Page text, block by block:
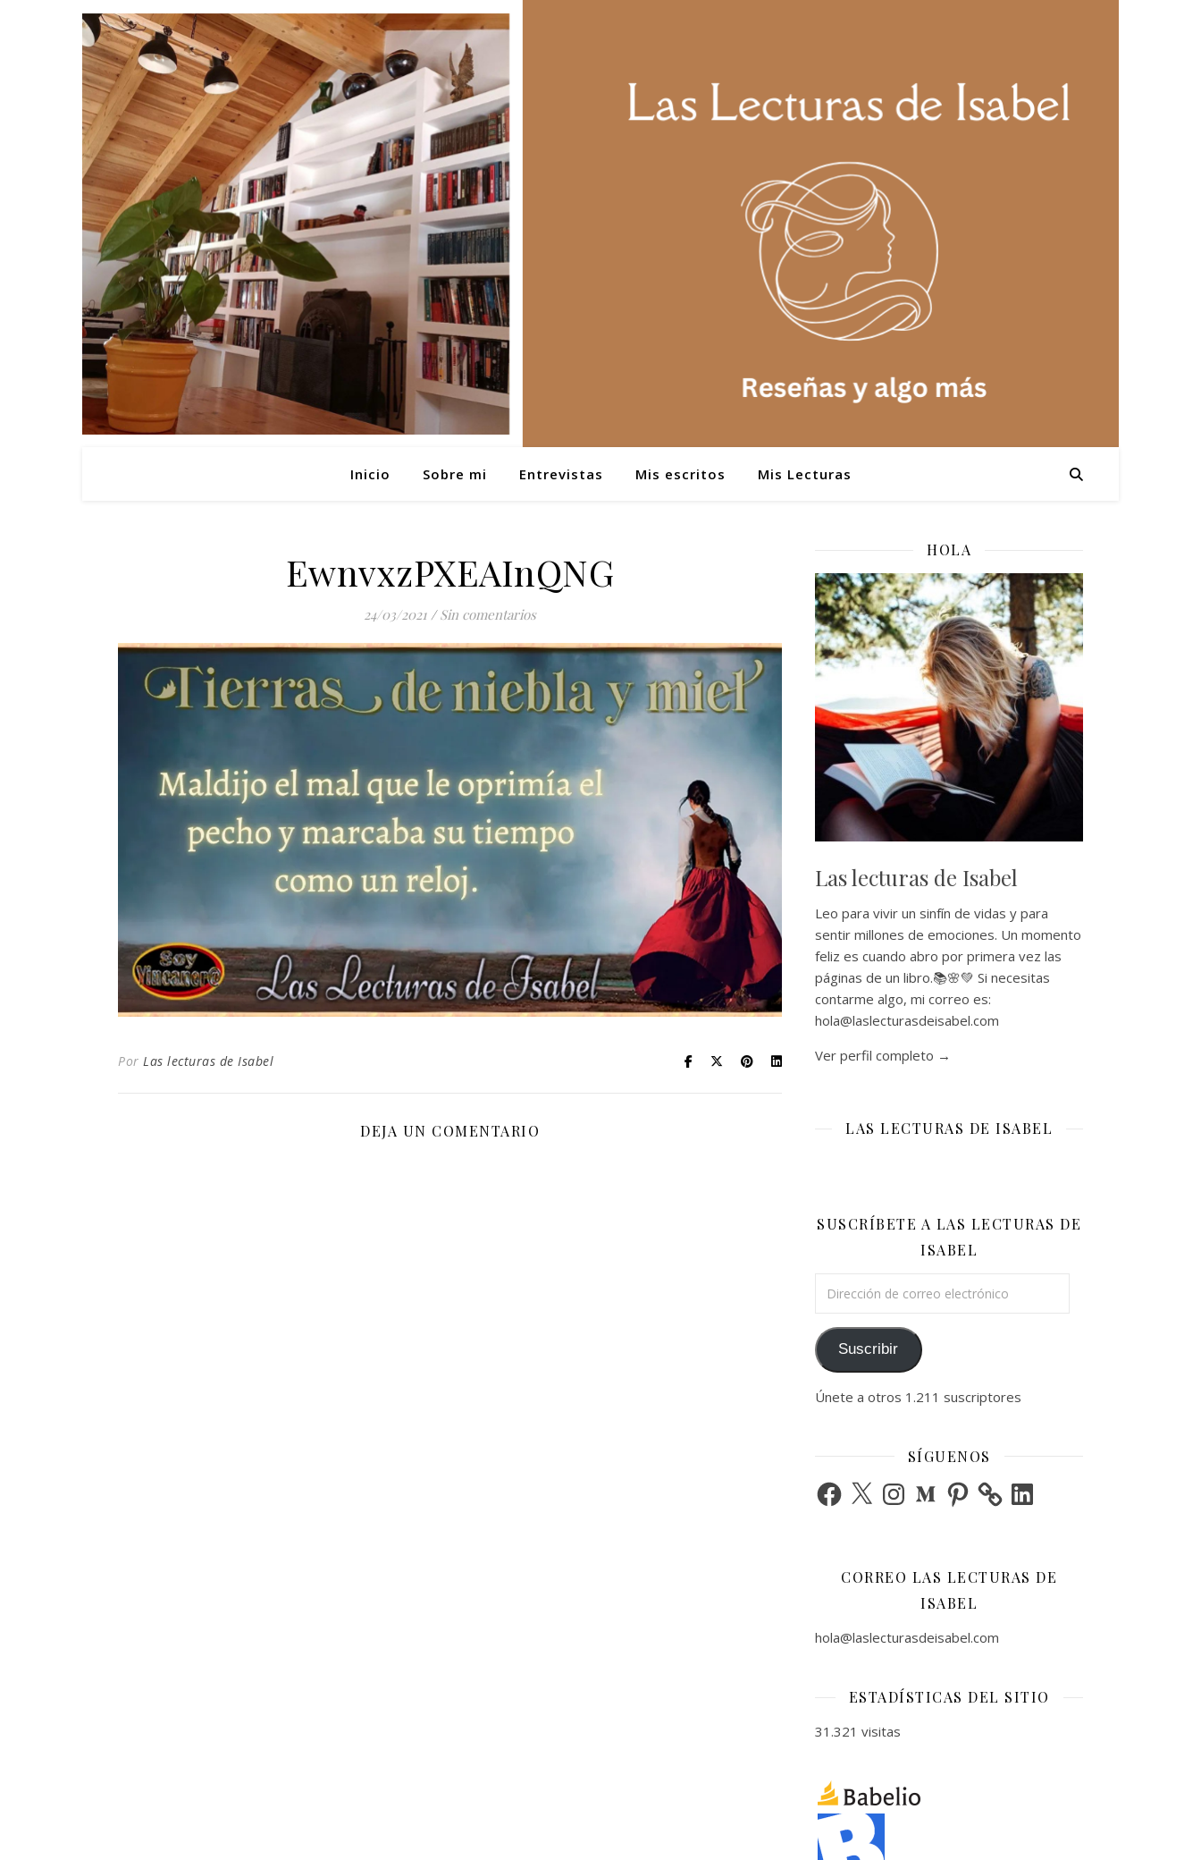
Inicio Sobre mi Entrevistas Mis escritos Mis Lecturas
EwnvxzPXEAInQNG
24/03/2021 / Sin comentarios
Por Las lecturas de Isabel
DEJA UN COMENTARIO
HOLA
Las lecturas de Isabel
Leo para vivir un sinfín de vidas y para
sentir millones de emociones. Un momento
feliz es cuando abro por primera vez las
páginas de un libro.📚🌸💚 Si necesitas
contarme algo, mi correo es:
hola@laslecturasdeisabel.com
Ver perfil completo →
LAS LECTURAS DE ISABEL
SUSCRÍBETE A LAS LECTURAS DE
ISABEL
Suscribir
Únete a otros 1.211 suscriptores
SÍGUENOS
Facebook
X InstagramMediumPinterest LinkedIn
CORREO LAS LECTURAS DE
ISABEL
hola@laslecturasdeisabel.com
ESTADÍSTICAS DEL SITIO
31.321 visitas